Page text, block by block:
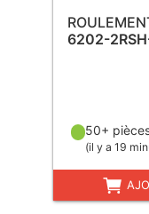
6202-
50+
(il y a 19